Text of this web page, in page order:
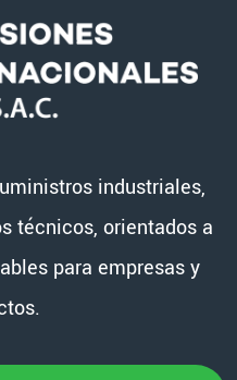
industriales,
técnicos, orientados a
para empresas y